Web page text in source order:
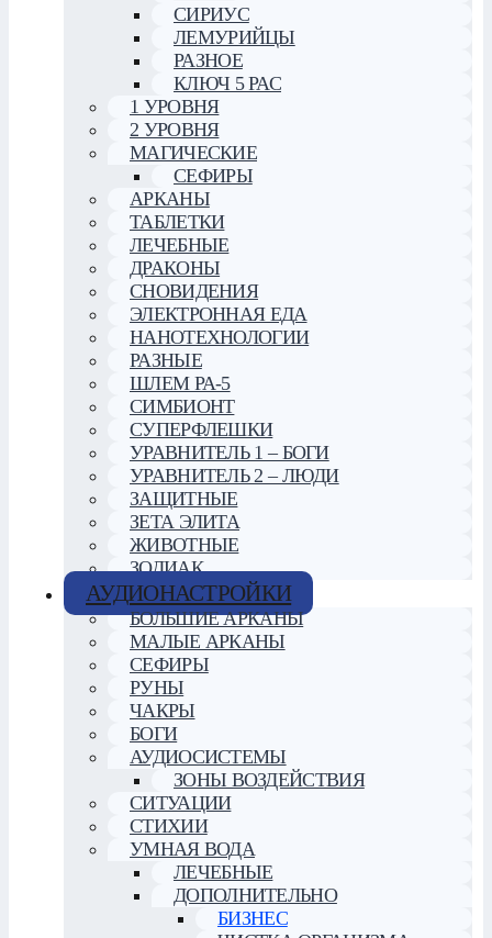
СИРИУС
ЛЕМУРИЙЦЫ
РАЗНОЕ
КЛЮЧ 5 РАС
1 УРОВНЯ
2 УРОВНЯ
МАГИЧЕСКИЕ
СЕФИРЫ
АРКАНЫ
ТАБЛЕТКИ
ЛЕЧЕБНЫЕ
ДРАКОНЫ
СНОВИДЕНИЯ
ЭЛЕКТРОННАЯ ЕДА
НАНОТЕХНОЛОГИИ
РАЗНЫЕ
ШЛЕМ РА-5
СИМБИОНТ
СУПЕРФЛЕШКИ
УРАВНИТЕЛЬ 1 – БОГИ
УРАВНИТЕЛЬ 2 – ЛЮДИ
ЗАЩИТНЫЕ
ЗЕТА ЭЛИТА
ЖИВОТНЫЕ
ЗОДИАК
АУДИОНАСТРОЙКИ
БОЛЬШИЕ АРКАНЫ
МАЛЫЕ АРКАНЫ
СЕФИРЫ
РУНЫ
ЧАКРЫ
БОГИ
АУДИОСИСТЕМЫ
ЗОНЫ ВОЗДЕЙСТВИЯ
СИТУАЦИИ
СТИХИИ
УМНАЯ ВОДА
ЛЕЧЕБНЫЕ
ДОПОЛНИТЕЛЬНО
БИЗНЕС